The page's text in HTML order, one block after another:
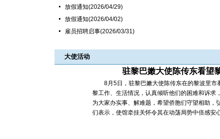
放假通知(2026/04/29)
放假通知(2026/04/02)
雇员招聘启事(2026/03/31)
大使活动
驻黎巴嫩大使陈传东看望
8月5日，驻黎巴嫩大使陈传东在的黎波里市
黎工作、生活情况，认真倾听他们的困难和诉求
为大家办实事、解难题，希望侨胞们守望相助，
们表示，使馆牵挂关怀令其在动荡局势中倍感安